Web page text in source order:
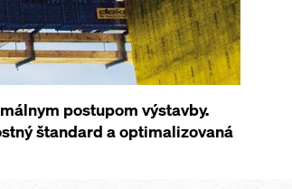
postupom výstavby.
štandard a optimalizovaná